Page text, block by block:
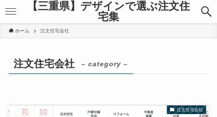
【三重県】デザインで選ぶ注文住
宅集
ホーム 注文住宅会社
注文住宅会社 – category –
注文住宅会社